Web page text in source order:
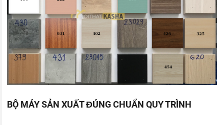
BỘ MÁY SẢN XUẤT ĐÚNG CHUẨN QUY TRÌNH